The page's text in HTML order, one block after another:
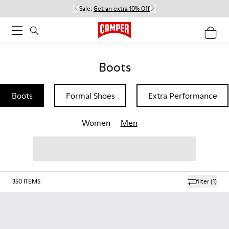
Sale: Get an extra 10% Off
Boots
Boots Formal Shoes Extra Performance
Women Men
filter(1)
350 ITEMS